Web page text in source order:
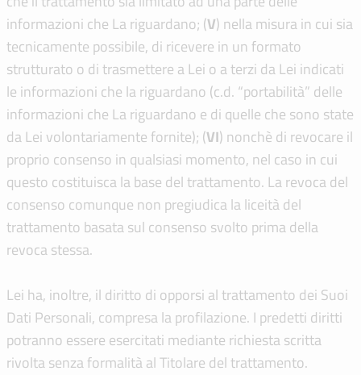
informazioni che La riguardano; (V) nella misura in cui sia
tecnicamente possibile, di ricevere in un formato
strutturato o di trasmettere a Lei o a terzi da Lei indicati
le informazioni che la riguardano (c.d. “portabilità” delle
informazioni che La riguardano e di quelle che sono state
da Lei volontariamente fornite); (VI) nonchè di revocare il
proprio consenso in qualsiasi momento, nel caso in cui
questo costituisca la base del trattamento. La revoca del
consenso comunque non pregiudica la liceità del
trattamento basata sul consenso svolto prima della
revoca stessa.
Lei ha, inoltre, il diritto di opporsi al trattamento dei Suoi
Dati Personali, compresa la profilazione. I predetti diritti
potranno essere esercitati mediante richiesta scritta
rivolta senza formalità al Titolare del trattamento.